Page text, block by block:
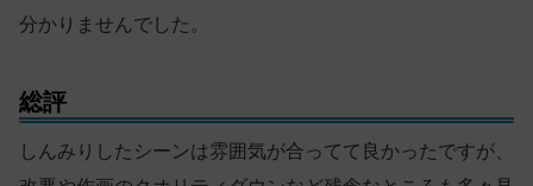
分かりませんでした。
総評
しんみりしたシーンは雰囲気が合ってて良かったですが、